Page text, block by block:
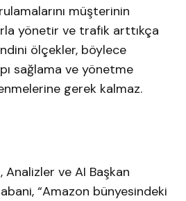
müşterinin
yönetir ve trafik arttıkça
ölçekler, böylece
sağlama ve yönetme
gerek kalmaz.
Analizler ve AI Başkan
“Amazon bünyesindeki